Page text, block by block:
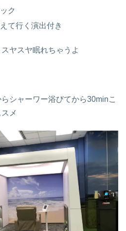
ク
て行く演出付き
ヤスヤ眠れちゃうよ
シャーワー浴びてから30minこ
メ